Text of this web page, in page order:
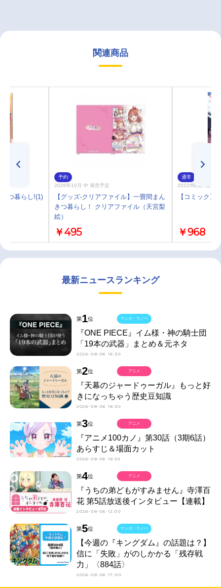
関連商品
つ暮らし!(1)
予約
2026年10月 中 発売予定
【グッズ-クリアファイル】一畳間まん
きつ暮らし！ クリアファイル（天宮梨
絵）
￥495
通常
2022/09/27 発売
【コミック】
￥968
最新ニュースランキング
第1位
『ONE PIECE』イム様・神の騎士団
「19本の武器」まとめ＆元ネタ
2026-08-06 16:30
マンガ・ラノベ
第2位
『天幕のジャードゥーガル』もっと好
きになっちゃう歴史豆知識
2026-08-06 18:30
アニメ
第3位
『アニメ100カノ』第30話（3期6話）
あらすじ＆場面カット
2026-08-06 18:55
アニメ
第4位
『うちの弟どもがすみません』寺澤百
花 第5話放送後インタビュー【連載】
2026-08-06 12:00
アニメ
第5位
【今週の『キングダム』の話題は？】
信に「失敗」がのしかかる「残存戦
力」〈884話〉
2026-08-06 17:00
マンガ・ラノベ